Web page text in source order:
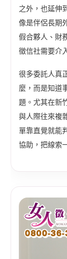
之外，也延伸
像是伴侶長期
假合夥人、財
徵信社需要介
很多委託人真
麼，而是知道
題。尤其在新
與人際往來複
單靠直覺就能
協助，把線索